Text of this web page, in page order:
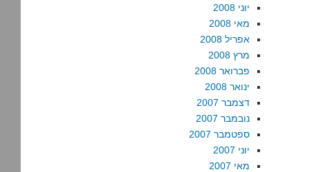
יוני 2008
מאי 2008
אפריל 2008
מרץ 2008
פברואר 2008
ינואר 2008
דצמבר 2007
נובמבר 2007
ספטמבר 2007
יוני 2007
מאי 2007